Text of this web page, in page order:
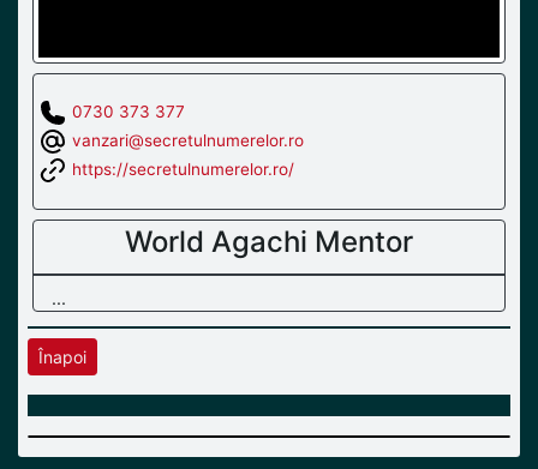
0730 373 377
vanzari@secretulnumerelor.ro
https://secretulnumerelor.ro/
World Agachi Mentor
...
Înapoi